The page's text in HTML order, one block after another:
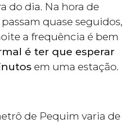
do dia. Na hora de
quase seguidos,
a frequência é bem
é ter que esperar
em uma estação.
de Pequim varia de